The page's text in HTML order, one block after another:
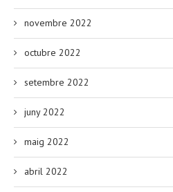
novembre 2022
octubre 2022
setembre 2022
juny 2022
maig 2022
abril 2022